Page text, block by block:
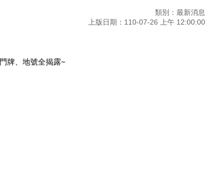
類別：最新消息
上版日期：110-07-26 上午 12:00:00
牌、地號全揭露~